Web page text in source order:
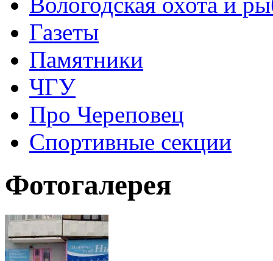
Газеты
Памятники
ЧГУ
Про Череповец
Спортивные секции
Фотогалерея